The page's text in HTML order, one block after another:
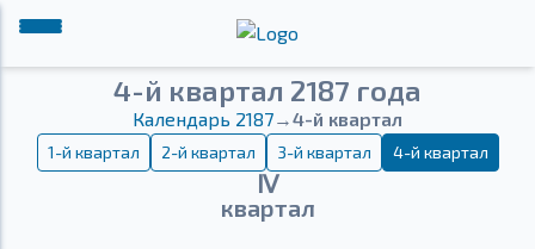
4-й квартал 2187 года
Календарь 2187→4-й квартал
1-й квартал 2-й квартал 3-й квартал 4-й квартал
Ⅳ
квартал